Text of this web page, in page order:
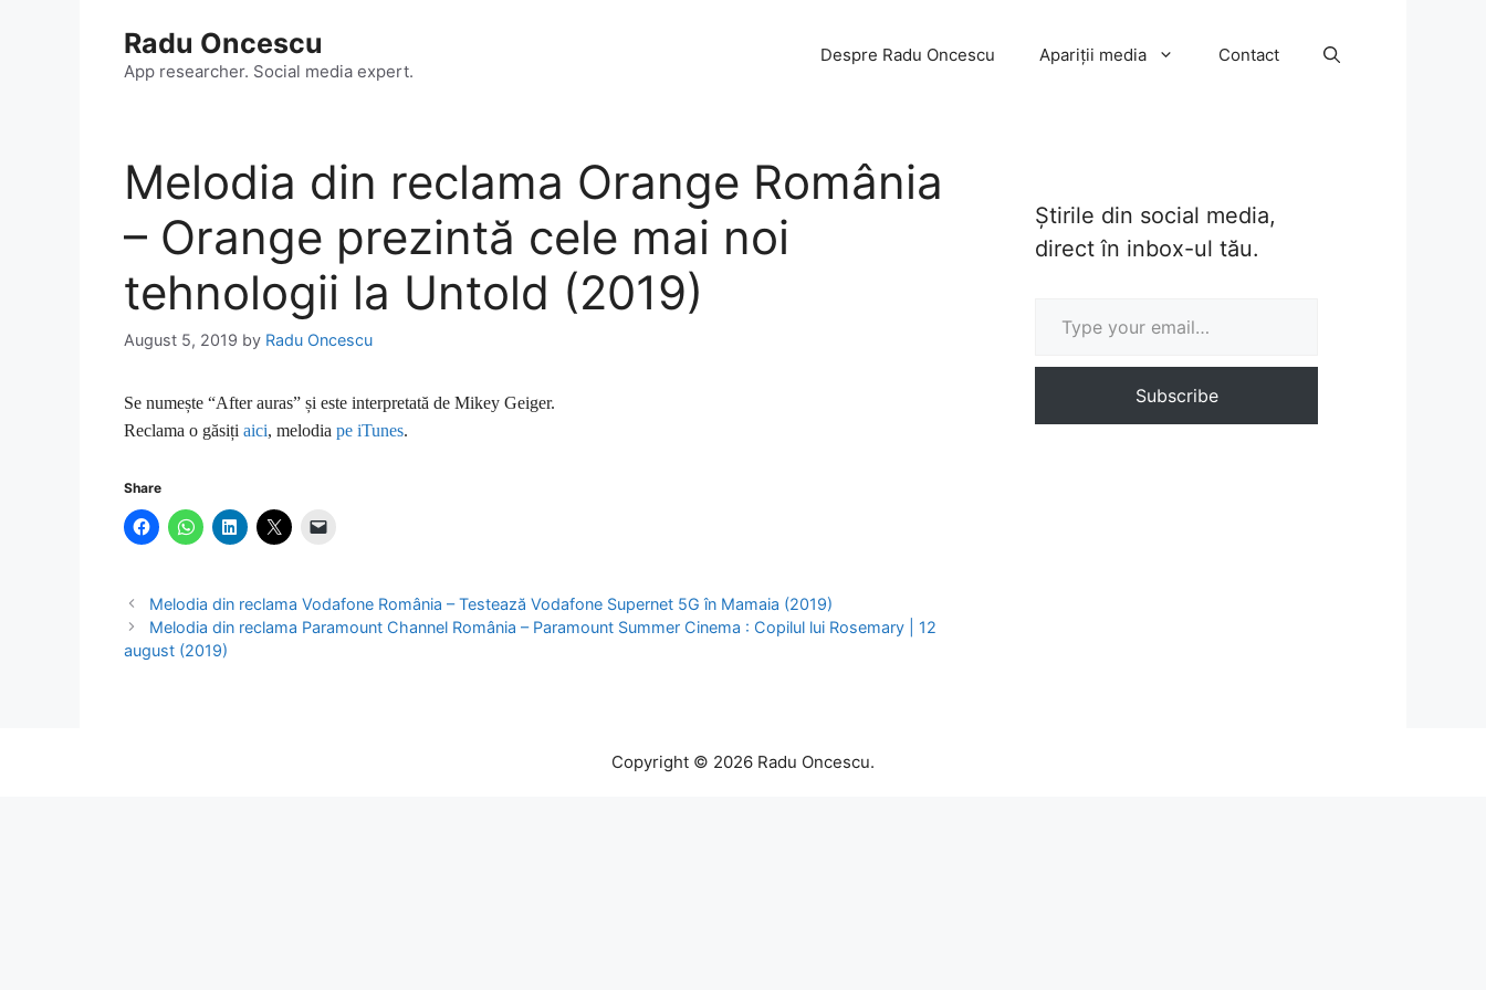
Radu Oncescu
App researcher. Social media expert.
Despre Radu Oncescu Apariții media Contact
Melodia din reclama Orange România
– Orange prezintă cele mai noi
tehnologii la Untold (2019)
August 5, 2019 by Radu Oncescu
Se numește “After auras” și este interpretată de Mikey Geiger.
Reclama o găsiți aici, melodia pe iTunes.
Share
Melodia din reclama Vodafone România – Testează Vodafone Supernet 5G în Mamaia (2019)
Melodia din reclama Paramount Channel România – Paramount Summer Cinema : Copilul lui Rosemary | 12
august (2019)
Știrile din social media,
direct în inbox-ul tău.
Subscribe
Copyright © 2026 Radu Oncescu.